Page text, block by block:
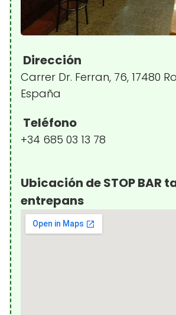
Dirección
Carrer Dr. Ferran, 76, 17480
España
Teléfono
+34 685 03 13 78
Ubicación de STOP BAR
entrepans